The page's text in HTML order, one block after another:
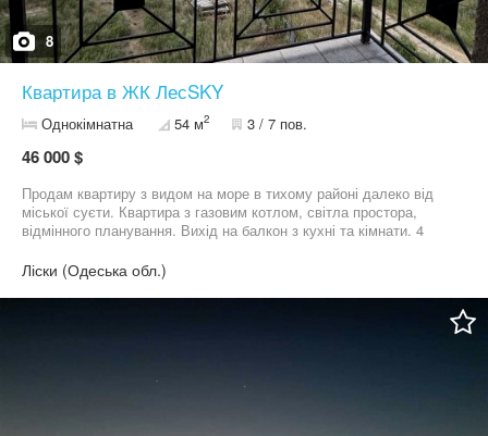
8
Квартира в ЖК ЛесSKY
Однокімнатна 54 м2 3 / 7 пов.
46 000 $
Продам квартиру з видом на море в тихому районі далеко від
міської суєти. Квартира з газовим котлом, світла простора,
відмінного планування. Вихід на балкон з кухні та кімнати. 4
територія
Ліски (Одеська обл.)